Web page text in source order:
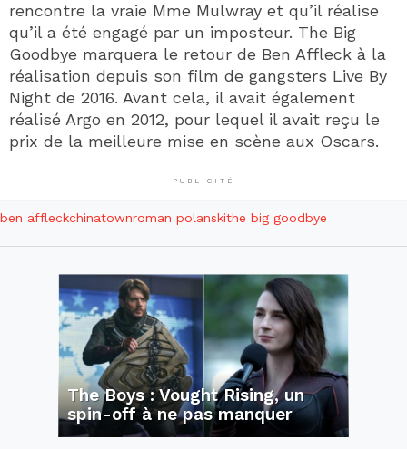
rencontre la vraie Mme Mulwray et qu’il réalise
qu’il a été engagé par un imposteur. The Big
Goodbye marquera le retour de Ben Affleck à la
réalisation depuis son film de gangsters Live By
Night de 2016. Avant cela, il avait également
réalisé Argo en 2012, pour lequel il avait reçu le
prix de la meilleure mise en scène aux Oscars.
PUBLICITÉ
ben affleckchinatownroman polanskithe big goodbye
The Boys : Vought Rising, un
spin-off à ne pas manquer